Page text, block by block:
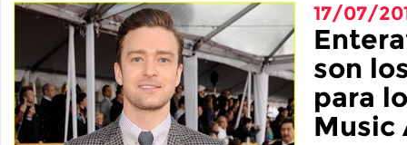
17/07/
son
para
Music